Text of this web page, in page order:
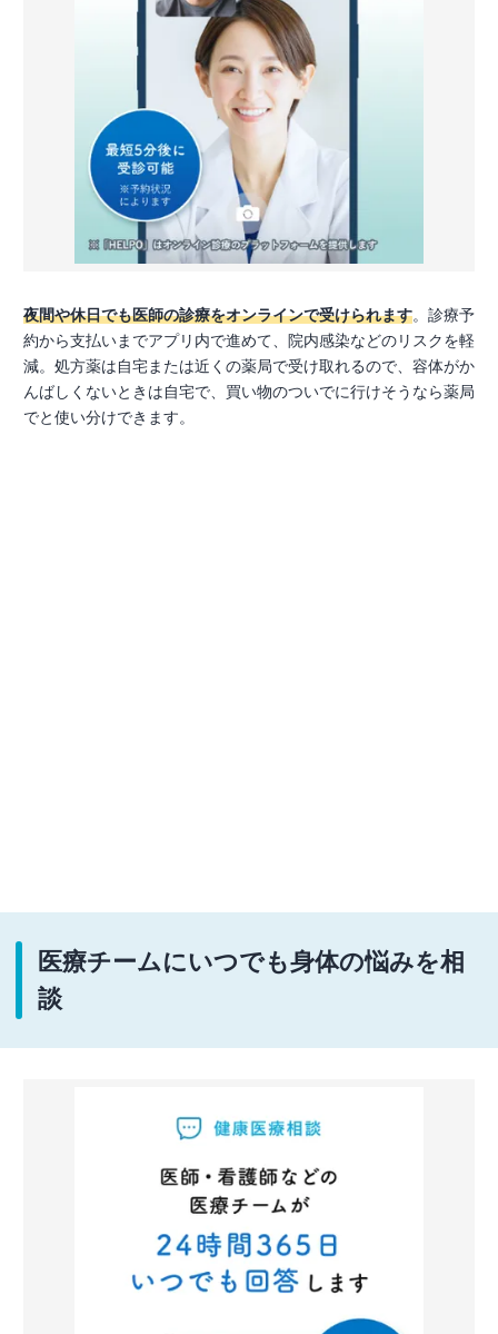
夜間や休日でも医師の診療をオンラインで受けられます。診療予
約から支払いまでアプリ内で進めて、院内感染などのリスクを軽
減。処方薬は自宅または近くの薬局で受け取れるので、容体がか
んばしくないときは自宅で、買い物のついでに行けそうなら薬局
でと使い分けできます。
医療チームにいつでも身体の悩みを相
談